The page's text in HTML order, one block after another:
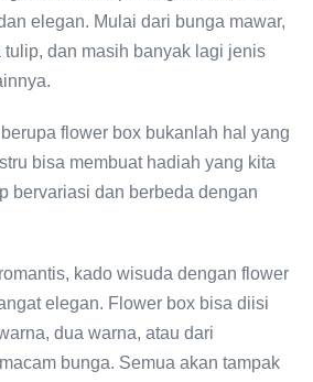
elegan. Mulai dari bunga mawar,
tulip, dan masih banyak lagi jenis
flower box bukanlah hal yang
bisa membuat hadiah yang kita
bervariasi dan berbeda dengan
kado wisuda dengan flower
elegan. Flower box bisa diisi
dua warna, atau dari
bunga. Semua akan tampak